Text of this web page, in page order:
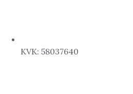
KVK: 58037640